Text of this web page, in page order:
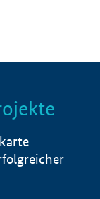
Info